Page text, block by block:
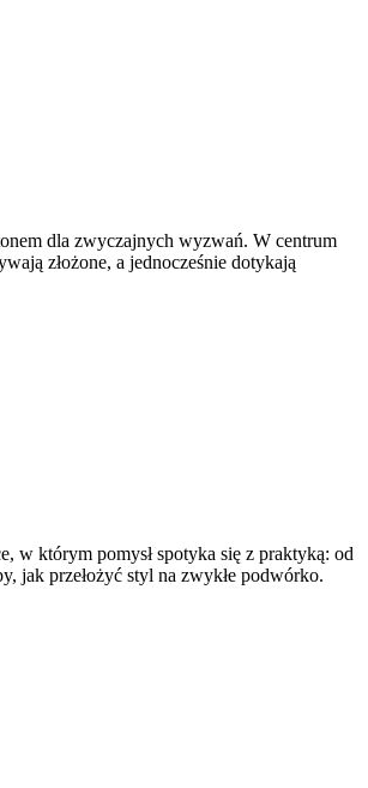
dla zwyczajnych wyzwań. W centrum
złożone, a jednocześnie dotykają
w którym pomysł spotyka się z praktyką: od
jak przełożyć styl na zwykłe podwórko.